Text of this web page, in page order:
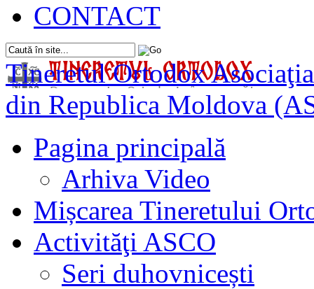
CONTACT
Tineretul Ortodox
din Republica Moldova
Pagina principală
Arhiva Video
Mișcarea Tineretului
Activităţi ASCO
Seri duhovnicești